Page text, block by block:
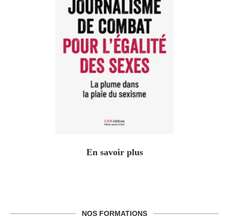
En savoir plus
NOS FORMATIONS